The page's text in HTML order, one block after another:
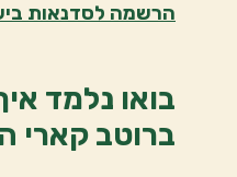
הרשמה לסדנאות
בואו נלמד
ברוטב קארי